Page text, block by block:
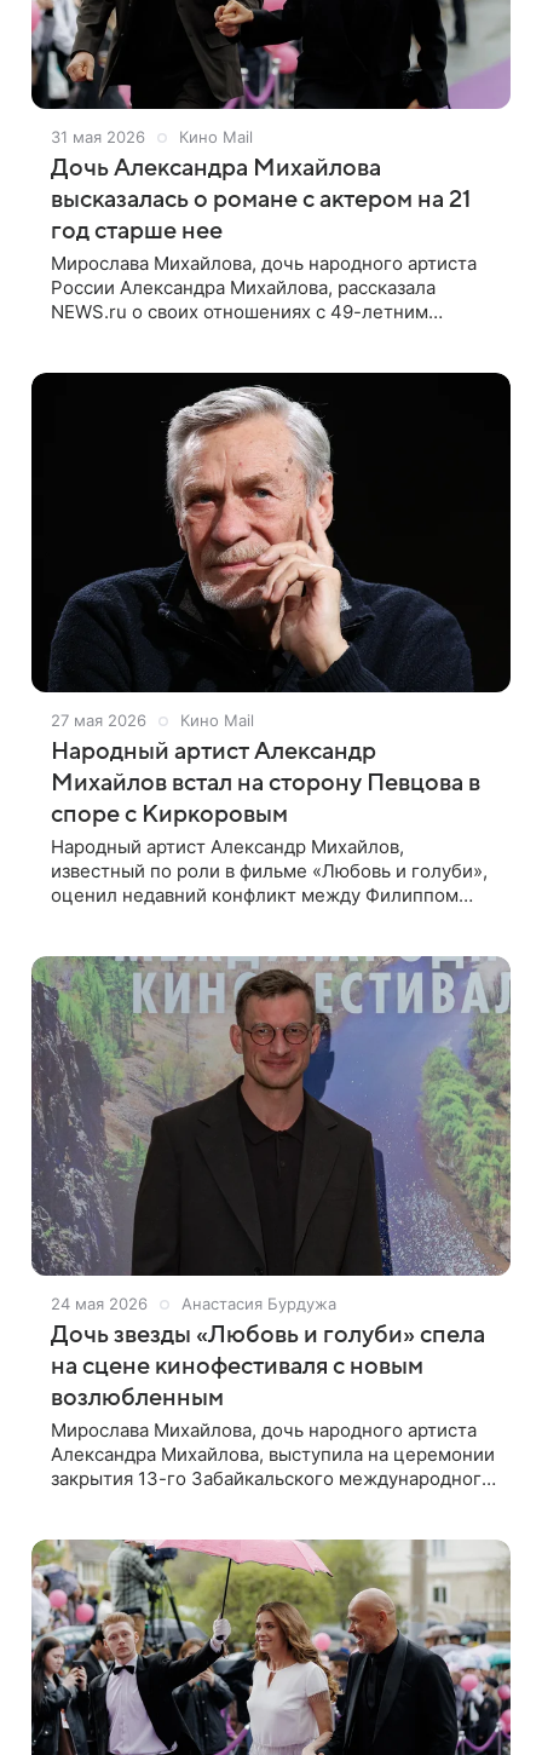
31 мая 2026 Кино Mail
Дочь Александра Михайлова
высказалась о романе с актером на 21
год старше нее
Мирослава Михайлова, дочь народного артиста
России Александра Михайлова, рассказала
NEWS.ru о своих отношениях с 49-летним
27 мая 2026 Кино Mail
Народный артист Александр
Михайлов встал на сторону Певцова в
споре с Киркоровым
Народный артист Александр Михайлов,
известный по роли в фильме «Любовь и голуби»,
оценил недавний конфликт между Филиппом
24 мая 2026 Анастасия Бурдужа
Дочь звезды «Любовь и голуби» спела
на сцене кинофестиваля с новым
возлюбленным
Мирослава Михайлова, дочь народного артиста
Александра Михайлова, выступила на церемонии
закрытия 13-го Забайкальского международного